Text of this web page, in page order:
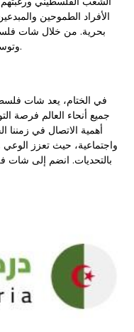
الأفراد الطموحين
بحرية. من خلال شات
وتوسيع شبكة معارفهم.
في الختام، يعد شات
جميع أنحاء العالم فرصة
أهمية الاتصال في زمننا
واجتماعية، حيث تعزز
بالتحديات. انضم إلى شات